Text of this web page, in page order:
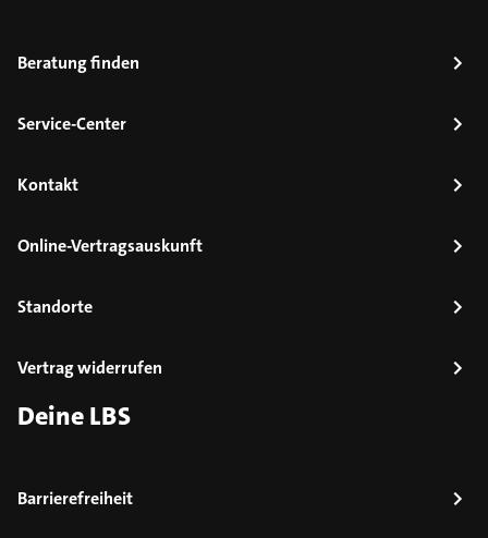
Beratung finden
Service-Center
Kontakt
Online-Vertragsauskunft
Standorte
Vertrag widerrufen
Deine LBS
Barrierefreiheit